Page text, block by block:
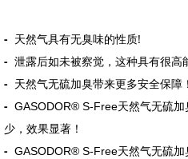
- 天然气具有无臭味的性质!
- 泄露后如未被察觉，这种具有很高
- 天然气无硫加臭带来更多安全保障！
- GASODOR® S-Free天然气无硫
少，效果显著！
- GASODOR® S-Free天然气无硫